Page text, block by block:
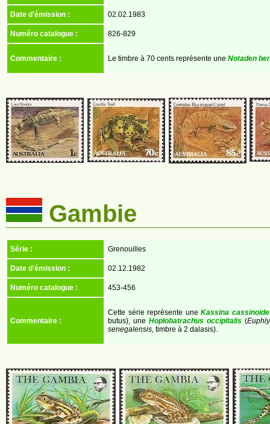
Date d'émission : 02.02.1983
Numéro catalogue : 826-829
Commentaire : Le timbre à 70 cents représente une Notaden
Gambie
Série : Grenouilles
Date d'émission : 02.12.1982
Numéro catalogue : 453-456
Commentaire :
Cette série représente uneKassina
butus), uneHoplobatrachus occipitalis (
senegalensis, timbre à 2 dalasis).